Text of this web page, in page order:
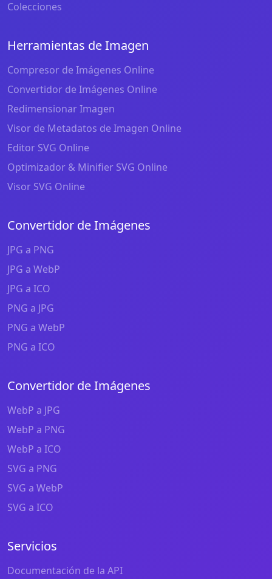
Colecciones
Herramientas de Imagen
Compresor de Imágenes Online
Convertidor de Imágenes Online
Redimensionar Imagen
Visor de Metadatos de Imagen Online
Editor SVG Online
Optimizador & Minifier SVG Online
Visor SVG Online
Convertidor de Imágenes
JPG a PNG
JPG a WebP
JPG a ICO
PNG a JPG
PNG a WebP
PNG a ICO
Convertidor de Imágenes
WebP a JPG
WebP a PNG
WebP a ICO
SVG a PNG
SVG a WebP
SVG a ICO
Servicios
Documentación de la API